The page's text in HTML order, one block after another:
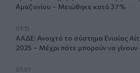
Αμαζονίου – Μειώθηκε κατά 37%
07:15
ΑΑΔΕ: Ανοιχτό το σύστημα Ενιαίας
2025 – Μέχρι πότε μπορούν να γίνουν
07:07